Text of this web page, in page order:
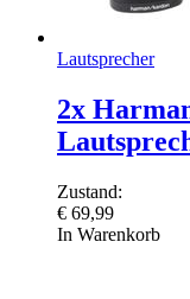
Lautsprecher
2x
Zustand:
€ 69,99
In Warenkorb